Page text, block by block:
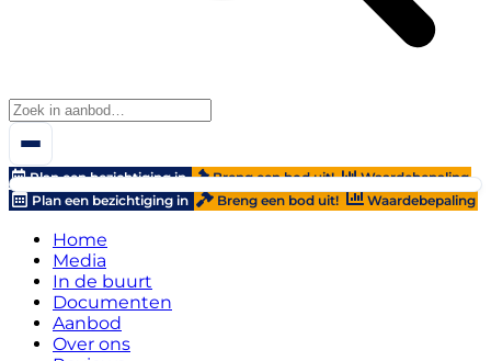
Plan een bezichtiging in Breng een bod uit!
Waardebepaling
Plan een bezichtiging in
Breng een bod uit! Waardebepaling
Home
Media
In de buurt
Documenten
Aanbod
Over ons